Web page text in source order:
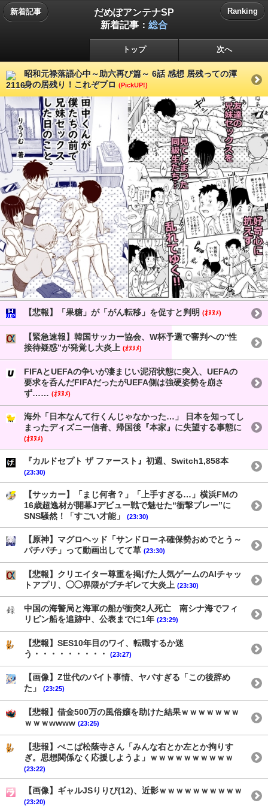
新着記事
だめぽアンテナSP
新着記事： 総合
Ranking
トップ 次へ
昭和元禄落語心中～助六再び篇～ 6話 感想 居残っての渾
身の居残り！これぞプロ (PickUP!)
【悲報】「果糖」が「がん転移」を促すと判明 (ｵﾇﾇﾒ)
【緊急速報】韓国サッカー協会、W杯予選で審判への“性
接待疑惑”が発覚し大炎上 (ｵﾇﾇﾒ)
FIFAとUEFAの争いが凄まじい泥沼状態に突入、UEFAの
要求を呑んだFIFAだったがUEFA側は強硬姿勢を崩さ
ず…… (ｵﾇﾇﾒ)
海外「日本なんて行くんじゃなかった…」 日本を知ってし
まったディズニー信者、帰国後『本家』に失望する事態に
(ｵﾇﾇﾒ)
『カルドセプト ザ ファースト』初週、Switch1,858本
(23:30)
【サッカー】「まじ何者？」「上手すぎる…」横浜FMの
16歳超逸材が開幕Jデビュー戦で魅せた“衝撃プレー”に
SNS騒然！「すごい才能」
(23:30)
【原神】マグロヘッド「サンドローネ確保勢おめでとう～
パチパチ」って動画出してて草 (23:30)
【悲報】クリエイター尊重を掲げた人気ゲームのAIチャッ
トアプリ、◯◯界隈がブチギレて大炎上 (23:30)
中国の海警局と海軍の船が衝突2人死亡 南シナ海でフィ
リピン船を追跡中、公表までに1年 (23:29)
【悲報】SES10年目のワイ、転職するか迷
う・・・・・・・・・
(23:27)
【画像】Z世代のバイト事情、ヤバすぎる「この後辞め
た」
(23:25)
【悲報】借金500万の風俗嬢を助けた結果ｗｗｗｗｗｗｗ
ｗｗｗwwww (23:25)
【悲報】ぺこぱ松蔭寺さん「みんな右とか左とか拘りす
ぎ。思想関係なく応援しようよ」ｗｗｗｗｗｗｗｗｗｗ
(23:22)
【画像】ギャルJSりりぴ(12)、近影ｗｗｗｗｗｗｗｗｗｗ
(23:20)